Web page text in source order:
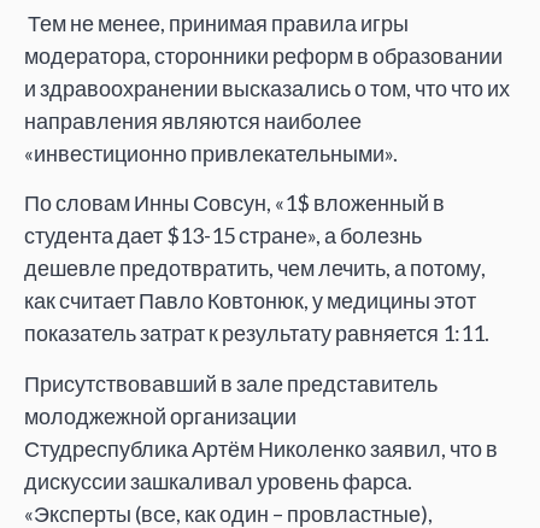
Тем не менее, принимая правила игры
модератора, сторонники реформ в образовании
и здравоохранении высказались о том, что что их
направления являются наиболее
«инвестиционно привлекательными».
По словам Инны Совсун, «1$ вложенный в
студента дает $13-15 стране», а болезнь
дешевле предотвратить, чем лечить, а потому,
как считает Павло Ковтонюк, у медицины этот
показатель затрат к результату равняется 1:11.
Присутствовавший в зале представитель
молоджежной организации
СтудреспубликаАртём Николенкозаявил, что в
дискуссии зашкаливал уровень фарса.
«Эксперты (все, как один – провластные),